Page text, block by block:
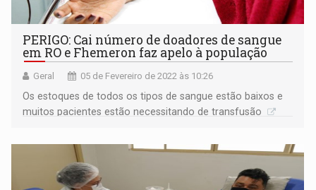
PERIGO: Cai número de doadores de sangue
em RO e Fhemeron faz apelo à população
Geral 05 de Fevereiro de 2022 às 10:26
Os estoques de todos os tipos de sangue estão baixos e
muitos pacientes estão necessitando de transfusão